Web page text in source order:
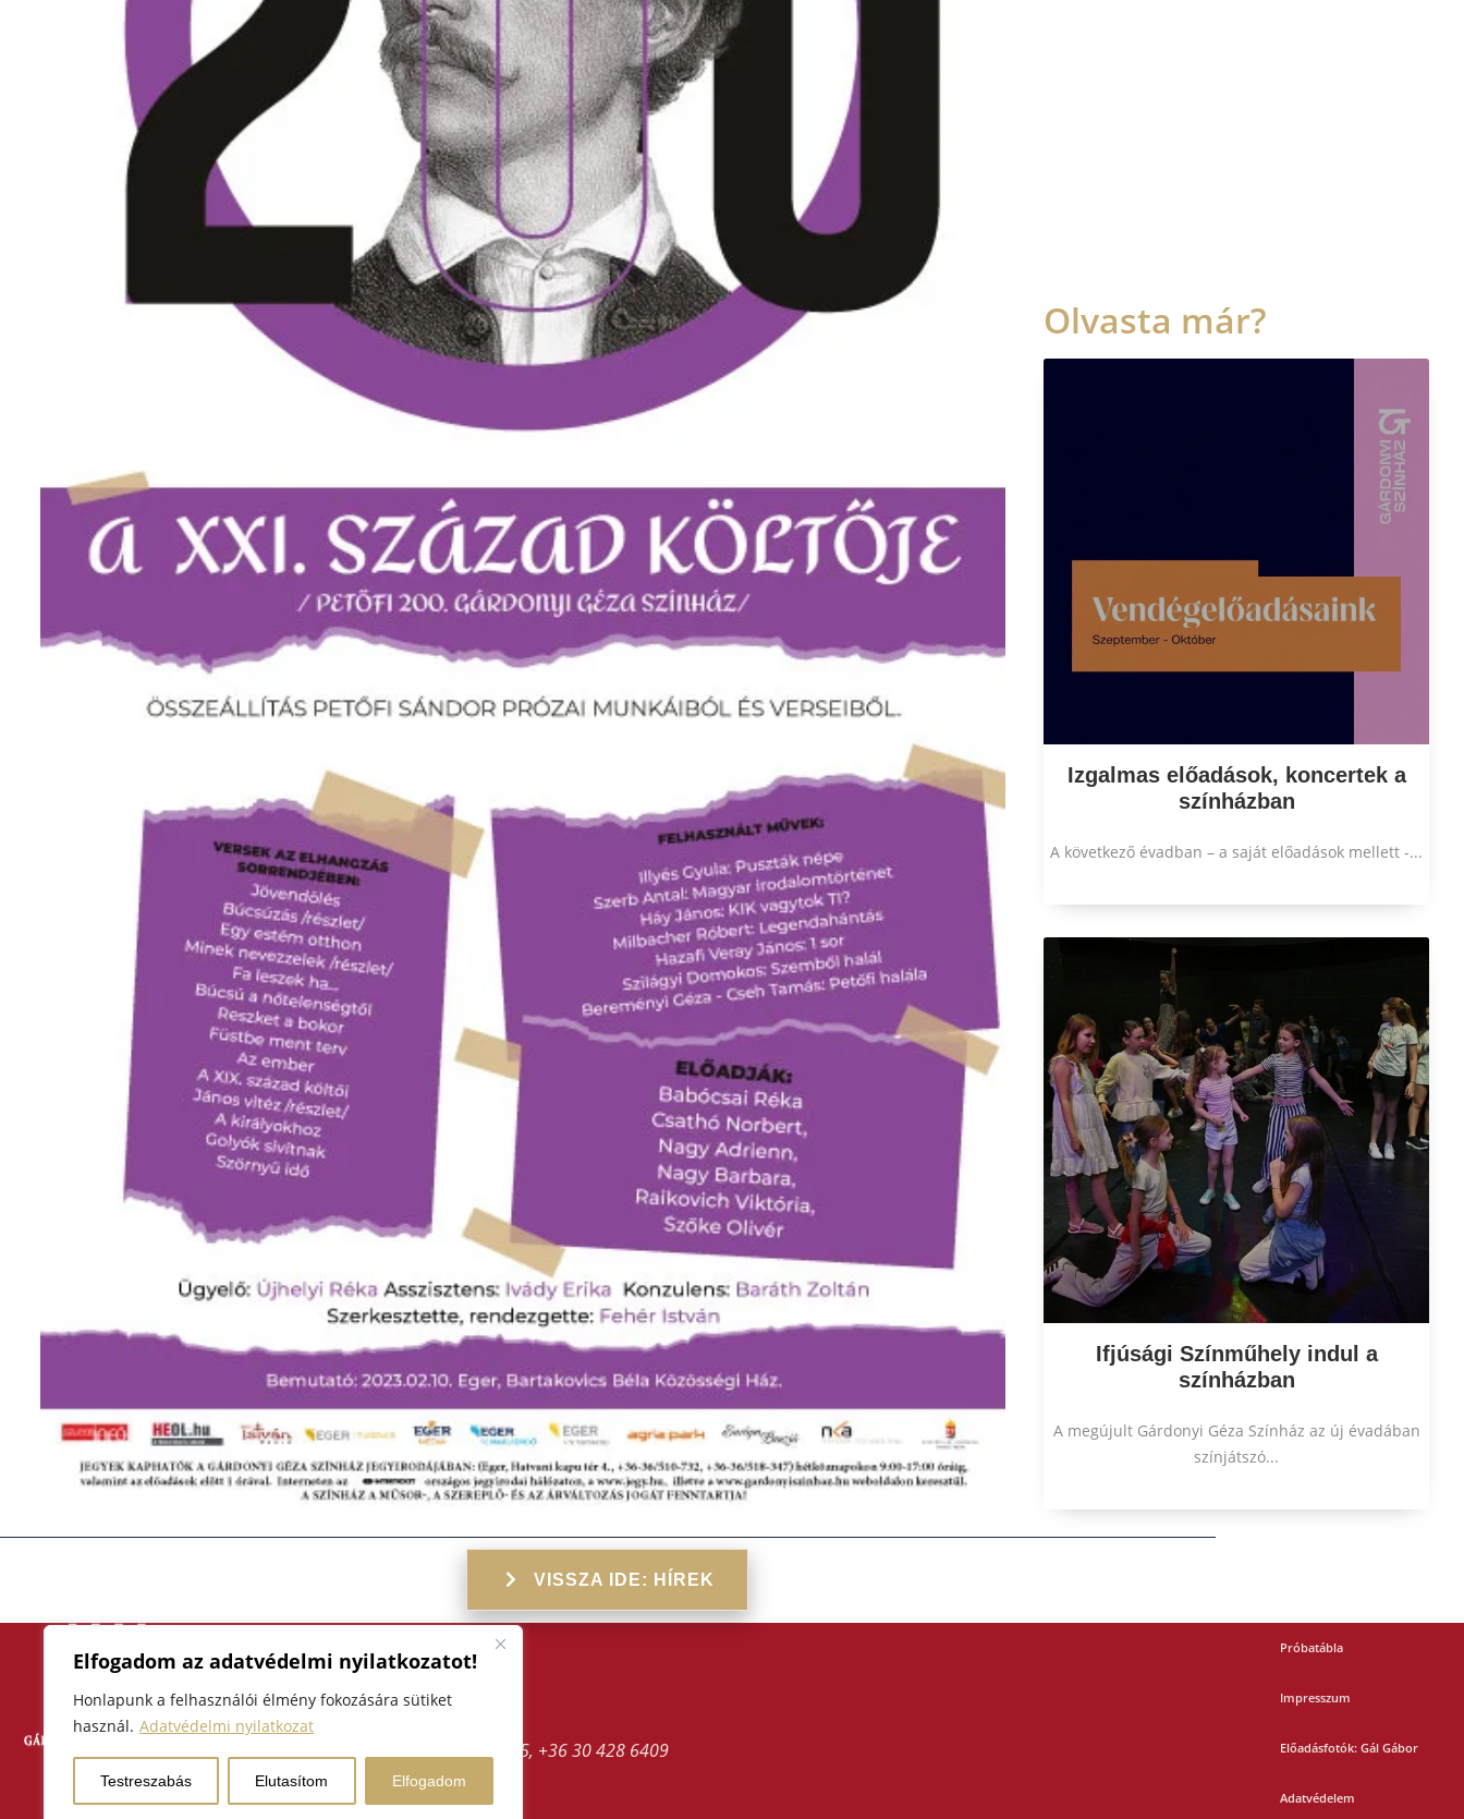
Elfogadom az adatvédelmi nyilatkozatot!
Honlapunk a felhasználói élmény fokozására sütiket
használ. Adatvédelmi nyilatkozat
Testreszabás Elutasítom Elfogadom
Izgalmas előadások, koncertek a
színházban
A következő évadban – a saját előadások mellett -...
Ifjúsági Színműhely indul a
színházban
A megújult Gárdonyi Géza Színház az új évadában
színjátszó...
Olvasta már?
VISSZA IDE: HÍREK
F
a
c
e
b
I
n
s
t
a
Y
o
t
u
3300 Eger, Hatvani kapu tér 4.
+36 30 428 6409, +36 30 630 5395, +36 30 428 6409
kozpont@gardonyiszinhaz.hu
Próbatábla
Impresszum
Előadásfotók: Gál Gábor
Adatvédelem